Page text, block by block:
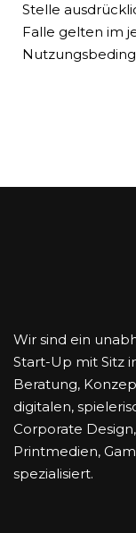
Stelle
Falle gelten im
Wir sind ein
Start-Up mit Sitz
Beratung,
digitalen,
Corporate
Printmedien,
spezialisiert.